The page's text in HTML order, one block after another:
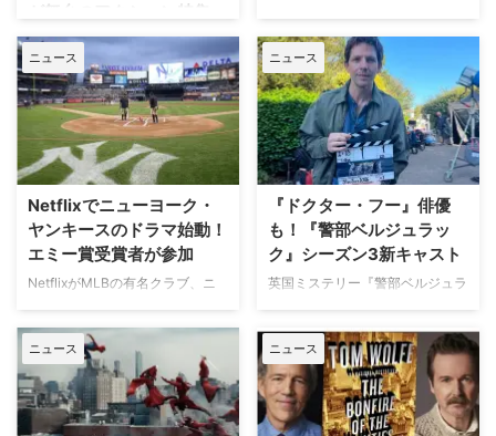
が舞台のアクション特集」
放送
日本で唯一のアクション海外ドラ
マ専門チャンネル「アクションチ
ャンネル」にて、8月11日の山の
日に合わせた特別編成「山が舞台
のアクション特集」が放送され
る。 8月11日「山の日」に注目の
山岳アクション2作品を特別編成
今回の特集では、米陸軍特殊部隊
出身の保安官が山岳地帯の町で起
きる難事件に挑む全米大ヒット作
『ブルーリッジ 山岳捜査網』が
独占日本初放送。さらに、元特殊
部隊員の父親が娘を守るために大
自然を駆け巡るフランス発の話題
作『デビルズ・リープ～娘を守
れ！最強の親父』が一挙放送され
る。雄大な自然の中で繰り広 …
人気Netflixドラマ『エミリー、パ
リへ行く』第6シーズンに出演す
るイギリス人女優のミニー・ドラ
イヴァーが、フランスでの撮影休
止期間中に深刻な自動車事故に遭
っていたことが分かった。 生き
ていられることに心から感謝 ミ
ニーは過去8週間にわたり、
Instagram上で「パリ近況報告」
と題した動画シリーズを投稿。最
終シーズンの撮影で滞在していた
パリでの日常をファンに届けてい
た。しかし8月6日（木）早朝、
公開。「パリの最新情報だけど、
実はロンドンに戻っ …
ニュース
Netflixでニューヨーク・
ヤンキースのドラマ始動！
エミー賞受賞者が参加
NetflixがMLBの有名クラブ、ニ
した新作ドラマシリーズの開発を
進めている。米Varietyが報じ
た。 『オザークへようこそ』ジ
ェイソン・ベイトマンも関与
Netflixは、今年3月のMLB開幕戦
ニュース
『ドクター・フー』俳優
も！『警部ベルジュラッ
ク』シーズン3新キャスト
英国ミステリー『警部ベルジュラ
ている。また、4人のキャストが
新たに加わることも明らかになっ
た。英BBCなど複数のメディアが
伝えている。 これまでで最も衝
撃的な事件に巻き込まれるベルジ
ニュース ニュース